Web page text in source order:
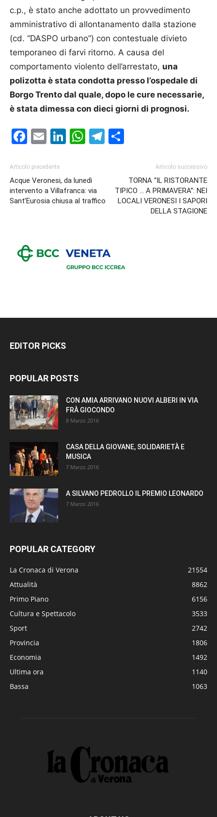
c.p., è stato anche adottato un provvedimento
amministrativo di allontanamento dalla stazione
(cd. “DASPO urbano”) con contestuale divieto
temporaneo di farvi ritorno. A causa del
comportamento violento dell’arrestato, una
polizotta è stata condotta presso l’ospedale di
Borgo Trento dal quale, dopo le cure necessarie,
è stata dimessa con dieci giorni di prognosi.
Facebook
EmailLinkedIn
WhatsApp
Telegram
Articolo precedente
Acque Veronesi, da lunedì
intervento a Villafranca: via
Sant’Eurosia chiusa al traffico
Articolo successivo
TORNA “IL RISTORANTE
TIPICO … A PRIMAVERA”: NEI
LOCALI VERONESI I SAPORI
DELLA STAGIONE
EDITOR PICKS
POPULAR POSTS
CON AMIA ARRIVANO NUOVI ALBERI IN VIA
FRÀ GIOCONDO
8 Marzo 2016
CASA DELLA GIOVANE, SOLIDARIETÀ E
MUSICA
7 Marzo 2016
A SILVANO PEDROLLO IL PREMIO LEONARDO
7 Marzo 2016
POPULAR CATEGORY
La Cronaca di Verona
21554
Attualità
8862
Primo Piano
6156
Cultura e Spettacolo
3533
Sport
2742
Provincia
1806
Economia
1492
Ultima ora
1140
Bassa
1063